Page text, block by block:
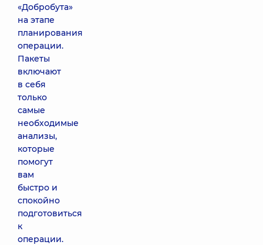
«Добробута»
на этапе
планирования
операции.
Пакеты
включают
в себя
только
самые
необходимые
анализы,
которые
помогут
вам
быстро и
спокойно
подготовиться
к
операции.